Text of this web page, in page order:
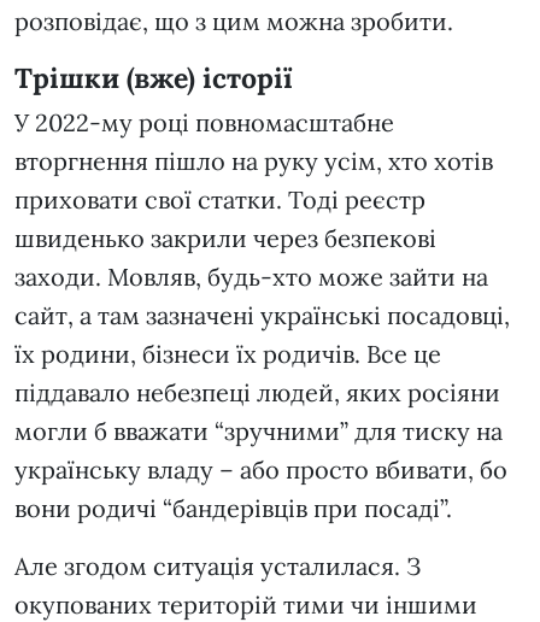
розповідає, що з цим можна зробити.
Трішки (вже) історії
У 2022-му році повномасштабне
вторгнення пішло на руку усім, хто хотів
приховати свої статки. Тоді реєстр
швиденько закрили через безпекові
заходи. Мовляв, будь-хто може зайти на
сайт, а там зазначені українські посадовці,
їх родини, бізнеси їх родичів. Все це
піддавало небезпеці людей, яких росіяни
могли б вважати “зручними” для тиску на
українську владу – або просто вбивати, бо
вони родичі “бандерівців при посаді”.
Але згодом ситуація усталилася. З
окупованих територій тими чи іншими